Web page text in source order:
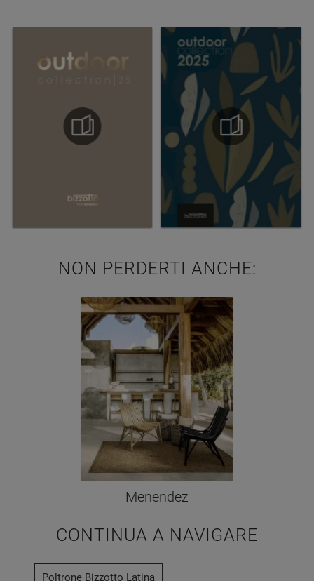
NON PERDERTI ANCHE:
Menendez
CONTINUA A NAVIGARE
Poltrone Bizzotto Latina